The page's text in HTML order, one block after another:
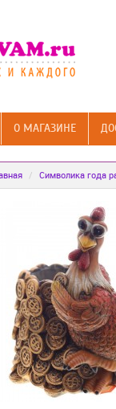
О МАГАЗИНЕ
Символика года